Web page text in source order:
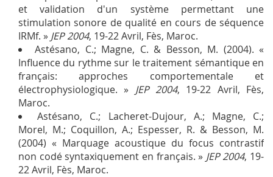
et validation d'un système permettant une
stimulation sonore de qualité en cours de séquence
IRMf. » JEP 2004, 19-22 Avril, Fès, Maroc.
Astésano, C.; Magne, C. & Besson, M. (2004). «
Influence du rythme sur le traitement sémantique en
français: approches comportementale et
électrophysiologique. » JEP 2004, 19-22 Avril, Fès,
Maroc.
Astésano, C.; Lacheret-Dujour, A.; Magne, C.;
Morel, M.; Coquillon, A.; Espesser, R. & Besson, M.
(2004) « Marquage acoustique du focus contrastif
non codé syntaxiquement en français. » JEP 2004, 19-
22 Avril, Fès, Maroc.